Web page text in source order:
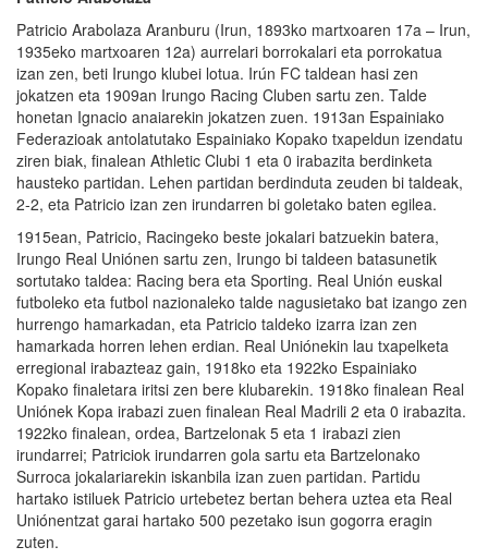
Patricio Arabolaza Aranburu (Irun, 1893ko martxoaren 17a – Irun,
1935eko martxoaren 12a) aurrelari borrokalari eta porrokatua
izan zen, beti Irungo klubei lotua. Irún FC taldean hasi zen
jokatzen eta 1909an Irungo Racing Cluben sartu zen. Talde
honetan Ignacio anaiarekin jokatzen zuen. 1913an Espainiako
Federazioak antolatutako Espainiako Kopako txapeldun izendatu
ziren biak, finalean Athletic Clubi 1 eta 0 irabazita berdinketa
hausteko partidan. Lehen partidan berdinduta zeuden bi taldeak,
2-2, eta Patricio izan zen irundarren bi goletako baten egilea.
1915ean, Patricio, Racingeko beste jokalari batzuekin batera,
Irungo Real Uniónen sartu zen, Irungo bi taldeen batasunetik
sortutako taldea: Racing bera eta Sporting. Real Unión euskal
futboleko eta futbol nazionaleko talde nagusietako bat izango zen
hurrengo hamarkadan, eta Patricio taldeko izarra izan zen
hamarkada horren lehen erdian. Real Uniónekin lau txapelketa
erregional irabazteaz gain, 1918ko eta 1922ko Espainiako
Kopako finaletara iritsi zen bere klubarekin. 1918ko finalean Real
Uniónek Kopa irabazi zuen finalean Real Madrili 2 eta 0 irabazita.
1922ko finalean, ordea, Bartzelonak 5 eta 1 irabazi zien
irundarrei; Patriciok irundarren gola sartu eta Bartzelonako
Surroca jokalariarekin iskanbila izan zuen partidan. Partidu
hartako istiluek Patricio urtebetez bertan behera uztea eta Real
Uniónentzat garai hartako 500 pezetako isun gogorra eragin
zuten.